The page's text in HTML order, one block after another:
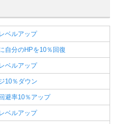
ベルアップ
自分のHPを10％回復
ベルアップ
10％ダウン
避率10％アップ
ベルアップ